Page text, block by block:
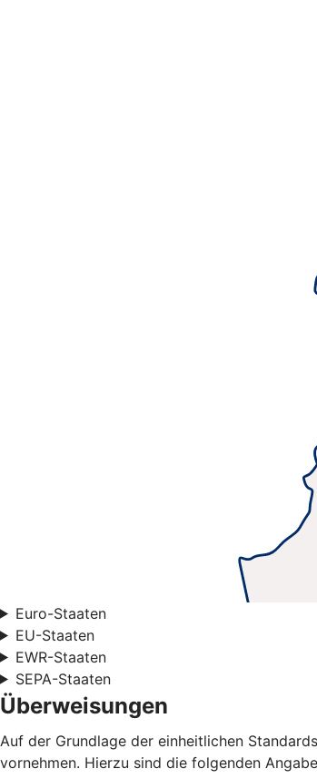
Euro-Staaten
EU-Staaten
EWR-Staaten
SEPA-Staaten
Überweisungen
Auf der Grundlage der einheitlichen
vornehmen. Hierzu sind die folgenden